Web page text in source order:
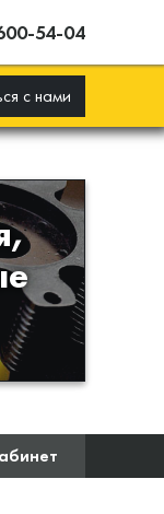
54-04
с нами
для
из